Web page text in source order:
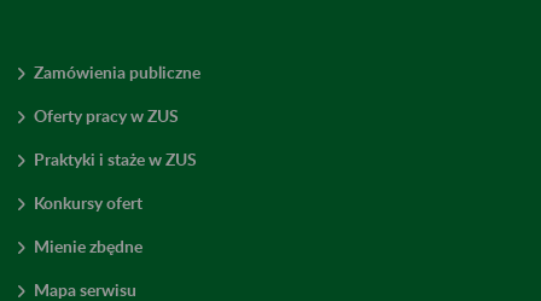
Zamówienia publiczne
Oferty pracy w ZUS
Praktyki i staże w ZUS
Konkursy ofert
Mienie zbędne
Mapa serwisu